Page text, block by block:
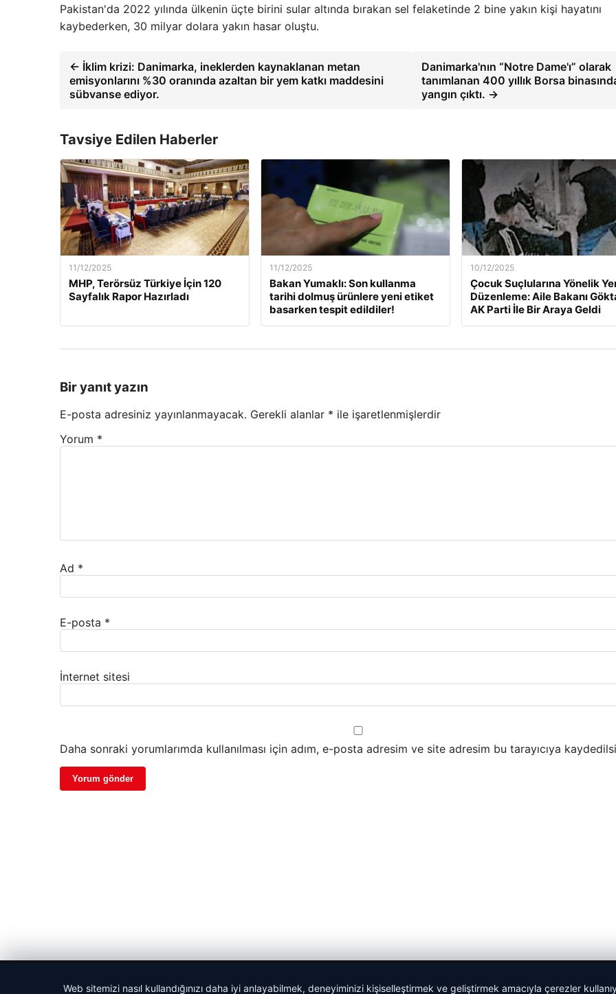
Pakistan'da 2022 yılında ülkenin üçte birini sular altında bırakan sel felaketinde 2 bine yakın kişi hayatını
kaybederken, 30 milyar dolara yakın hasar oluştu.
← İklim krizi: Danimarka, ineklerden kaynaklanan metan
emisyonlarını %30 oranında azaltan bir yem katkı maddesini
sübvanse ediyor.
Danimarka'nın “Notre Dame'ı” olarak
tanımlanan 400 yıllık Borsa
yangın çıktı. →
Tavsiye Edilen Haberler
11/12/2025
MHP, Terörsüz Türkiye İçin 120
Sayfalık Rapor Hazırladı
11/12/2025
Bakan Yumaklı: Son kullanma
tarihi dolmuş ürünlere yeni etiket
basarken tespit edildiler!
10/12/2025
Çocuk Suçlularına Yönelik
Düzenleme: Aile Bakanı
AK Parti İle Bir Araya Geldi
Bir yanıt yazın
E-posta adresiniz yayınlanmayacak. Gerekli alanlar * ile işaretlenmişlerdir
Yorum *
Ad *
E-posta *
İnternet sitesi
Daha sonraki yorumlarımda kullanılması için adım, e-posta adresim ve site adresim bu tarayıcıya
Web sitemizi nasıl kullandığınızı daha iyi anlayabilmek, deneyiminizi kişiselleştirmek ve geliştirmek amacıyla çerezler